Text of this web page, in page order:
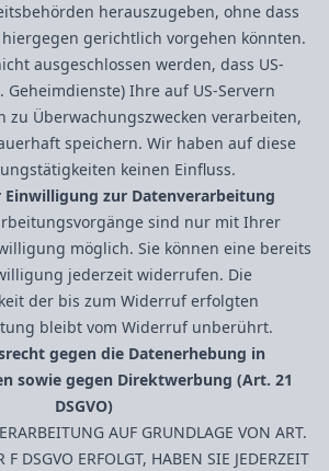
herauszugeben, ohne dass
gerichtlich vorgehen könnten.
ausgeschlossen werden, dass US-
Geheimdienste) Ihre auf US-Servern
zu Überwachungszwecken verarbeiten,
speichern. Wir haben auf diese
keinen Einfluss.
zur Datenverarbeitung
sind nur mit Ihrer
möglich. Sie können eine bereits
jederzeit widerrufen. Die
der bis zum Widerruf erfolgten
bleibt vom Widerruf unberührt.
gegen die Datenerhebung in
sowie gegen Direktwerbung (Art. 21
DSGVO)
AUF GRUNDLAGE VON ART.
DSGVO ERFOLGT, HABEN SIE JEDERZEIT